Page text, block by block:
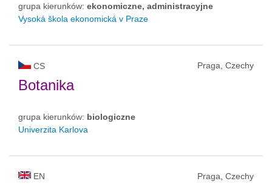
grupa kierunków: ekonomiczne, administracyjne
Vysoká škola ekonomická v Praze
CS Praga, Czechy
Botanika
grupa kierunków: biologiczne
Univerzita Karlova
EN Praga, Czechy